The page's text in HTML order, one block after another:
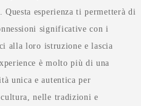
esperienza ti permetterà di
significative con i
alla loro istruzione e lascia
è molto più di una
unica e autentica per
nelle tradizioni e